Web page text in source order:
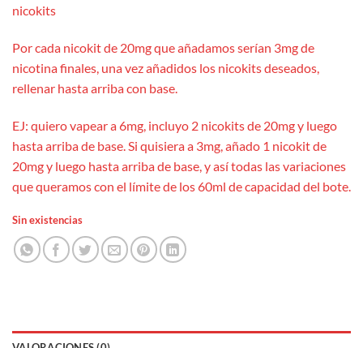
nicokits
Por cada nicokit de 20mg que añadamos serían 3mg de
nicotina finales, una vez añadidos los nicokits deseados,
rellenar hasta arriba con base.
EJ: quiero vapear a 6mg, incluyo 2 nicokits de 20mg y luego
hasta arriba de base. Si quisiera a 3mg, añado 1 nicokit de
20mg y luego hasta arriba de base, y así todas las variaciones
que queramos con el límite de los 60ml de capacidad del bote.
Sin existencias